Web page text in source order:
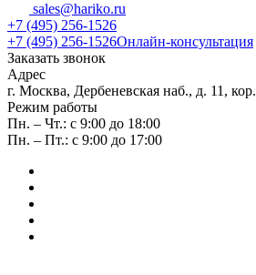
sales@hariko.ru
+7 (495) 256-1526
+7 (495) 256-1526Онлайн-консультация
Заказать звонок
Адрес
г. Москва, Дербеневская наб., д. 11,
Режим работы
Пн. – Чт.: с 9:00 до 18:00
Пн. – Пт.: с 9:00 до 17:00